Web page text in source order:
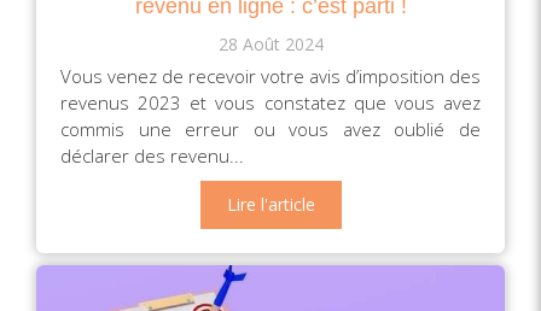
revenu en ligne : c’est parti !
28 Août 2024
Vous venez de recevoir votre avis d’imposition des
revenus 2023 et vous constatez que vous avez
commis une erreur ou vous avez oublié de
déclarer des revenu...
Lire l'article